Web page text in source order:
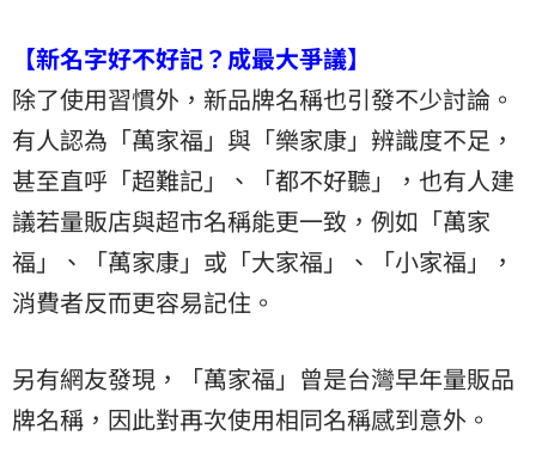
【新名字好不好記？成最大爭議】
除了使用習慣外，新品牌名稱也引發不少討論。
有人認為「萬家福」與「樂家康」辨識度不足，
甚至直呼「超難記」、「都不好聽」，也有人建
議若量販店與超市名稱能更一致，例如「萬家
福」、「萬家康」或「大家福」、「小家福」，
消費者反而更容易記住。
另有網友發現，「萬家福」曾是台灣早年量販品
牌名稱，因此對再次使用相同名稱感到意外。